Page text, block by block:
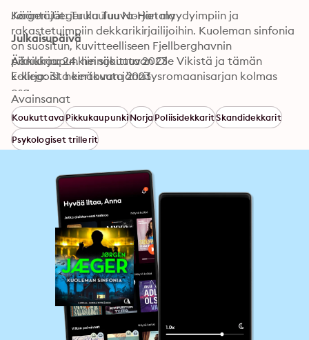
Jørgen Jæger kuuluu Norjan myydyimpiin ja
rakastetuimpiin dekkarikirjailijoihin. Kuoleman sinfonia
on suositun, kuvitteelliseen Fjellberghavnin
pikkukaupunkiin sijoittuvan Ole Vikistä ja tämän
kollegoista kertovan jännitysromaanisarjan kolmas
osa.
Kääntäjät: Tuula Tuuva-Hietala
Julkaisupäivä
Äänikirja: 24. heinäkuuta 2023
E-kirja: 31. heinäkuuta 2023
Avainsanat
KoukuttavaPikkukaupunkiNorjaPoliisidekkaritSkandidekkarit
Psykologiset trillerit